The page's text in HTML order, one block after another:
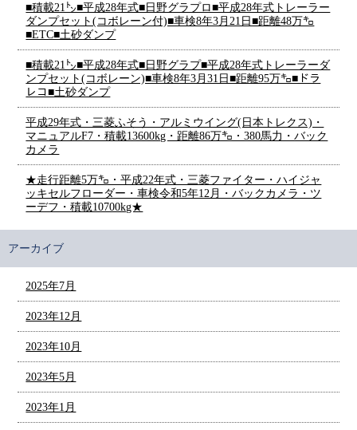
■積載21㌧■平成28年式■日野グラプロ■平成28年式トレーラー
ダンプセット(コボレーン付)■車検8年3月21日■距離48万㌔
■ETC■土砂ダンプ
■積載21㌧■平成28年式■日野グラプ■平成28年式トレーラーダ
ンプセット(コボレーン)■車検8年3月31日■距離95万㌔■ドラ
レコ■土砂ダンプ
平成29年式・三菱ふそう・アルミウイング(日本トレクス)・
マニュアルF7・積載13600kg・距離86万㌔・380馬力・バック
カメラ
★走行距離5万㌔・平成22年式・三菱ファイター・ハイジャ
ッキセルフローダー・車検令和5年12月・バックカメラ・ツ
ーデフ・積載10700kg★
アーカイブ
2025年7月
2023年12月
2023年10月
2023年5月
2023年1月